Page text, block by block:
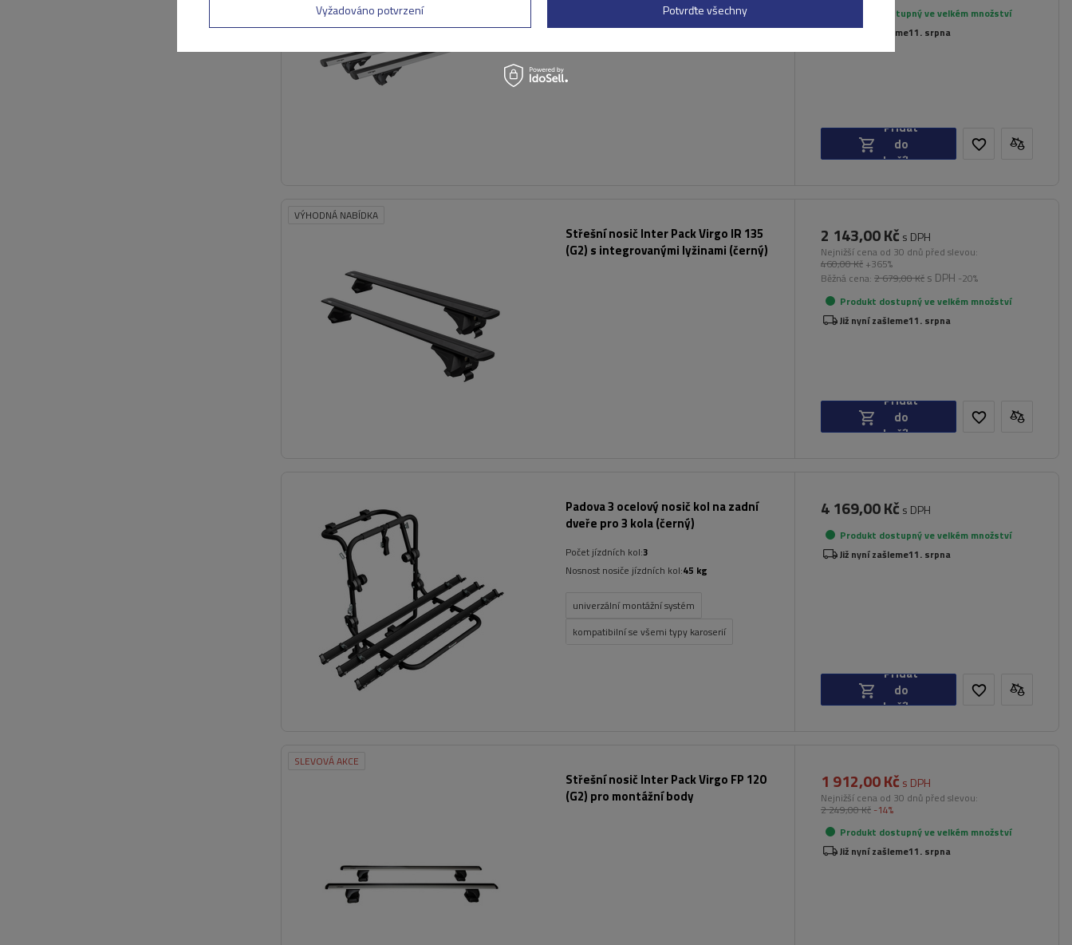
Produkt dostupný ve velkém množství
Již nyní zašleme11. srpna
Přidat
do
košíku
VÝHODNÁ NABÍDKA
Střešní nosič Inter Pack Virgo IR 135
(G2) s integrovanými lyžinami (černý)
2 143,00 Kč s DPH
Nejnižší cena od 30 dnů před slevou:
460,00 Kč +365%
Běžná cena: 2 679,00 Kč s DPH -20%
Produkt dostupný ve velkém množství
Již nyní zašleme11. srpna
Přidat
do
košíku
Padova 3 ocelový nosič kol na zadní
dveře pro 3 kola (černý)
Počet jízdních kol:3
Nosnost nosiče jízdních kol:45 kg
univerzální montážní systém
kompatibilní se všemi typy karoserií
4 169,00 Kč s DPH
Produkt dostupný ve velkém množství
Již nyní zašleme11. srpna
Přidat
do
košíku
SLEVOVÁ AKCE
Střešní nosič Inter Pack Virgo FP 120
(G2) pro montážní body
1 912,00 Kč s DPH
Nejnižší cena od 30 dnů před slevou:
2 249,00 Kč -14%
Produkt dostupný ve velkém množství
Již nyní zašleme11. srpna
Vyžadováno potvrzení Potvrďte všechny